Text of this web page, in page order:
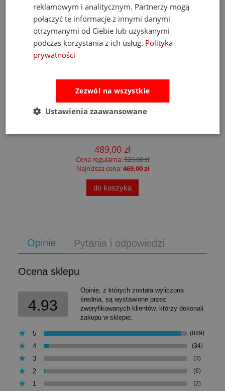
Fat Brain Toys dmuchawa do piłek Air Toobz
489,00 zł
Cena regularna:526,00 zł
Najniższa cena:469,00 zł
do koszyka
Opinie Pytania i odpowiedzi
Ocena sklepu
4.93
Opinie, z których została wyliczona
średnia, są wystawione przez
zweryfikowanych klientów, którzy dokonali
zakupu w sklepie.
5 (889)
4 (34)
3 (3)
2 (6)
1 (2)
reklamowym i analitycznym. Partnerzy mogą
połączyć te informacje z innymi danymi
otrzymanymi od Ciebie lub uzyskanymi
podczas korzystania z ich usług. Polityka
prywatności
Zezwól na wszystkie
Ustawienia zaawansowane